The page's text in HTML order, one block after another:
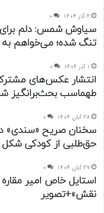
2 آذر 1404 0
سیاوش شمس: دلم برای
تنگ شده؛ می‌خواهم به
1 آذر 1404 0
انتشار عکس‌های
طهماسب بحث‌برانگیز
28 آبان 1404 0
سخنان صریح «سندی»
حق‌طلبی از کودکی شکل
27 آبان 1404 0
نقش»+تصویر